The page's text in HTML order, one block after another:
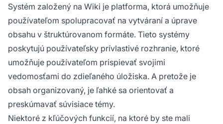
Systém založený na Wiki je platforma, ktorá umožňuje
používateľom spolupracovať na vytváraní a úprave
obsahu v štruktúrovanom formáte. Tieto systémy
poskytujú používateľsky prívlastivé rozhranie, ktoré
umožňuje používateľom prispievať svojimi
vedomosťami do zdieľaného úložiska. A pretože je
obsah organizovaný, je ľahké sa orientovať a
preskúmavať súvisiace témy.
Niektoré z kľúčových funkcií, na ktoré by ste mali